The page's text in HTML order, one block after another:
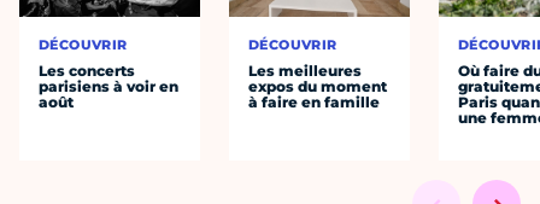
DÉCOUVRIR
Les concerts
parisiens à voir en
août
DÉCOUVRIR
Les meilleures
expos du moment
à faire en famille
Où faire
Paris
une